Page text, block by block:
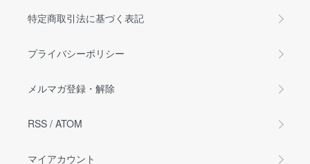
特定商取引法に基づく表記
プライバシーポリシー
メルマガ登録・解除
RSS / ATOM
マイアカウント